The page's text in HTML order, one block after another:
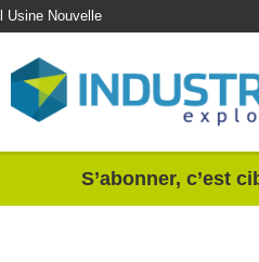
Usine Nouvelle
S’abonner, c’est